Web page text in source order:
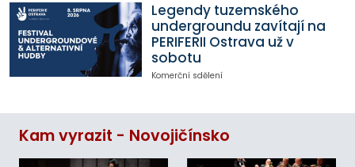
Legendy tuzemského
undergroundu zavítají na
PERIFERII Ostrava už v
sobotu
Komerční sdělení
Kam vyrazit - Novojičínsko